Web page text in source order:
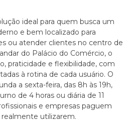
ideal para quem busca um
e bem localizado para
ou atender clientes no centro de
do Palácio do Comércio, o
praticidade e flexibilidade, com
à rotina de cada usuário. O
a sexta-feira, das 8h às 19h,
de 4 horas ou diária de 11
e empresas paguem
utilizarem.